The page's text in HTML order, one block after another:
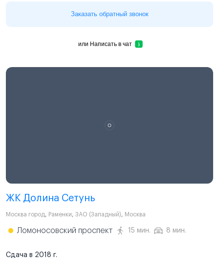
Заказать обратный звонок
или Написать в чат
ЖК Долина Сетунь
Москва город, Раменки, ЗАО (Западный), Москва
Ломоносовский проспект 15 мин. 8 мин.
Сдача в 2018 г.